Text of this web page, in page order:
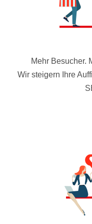
Mehr Besucher.
Wir steigern Ihre